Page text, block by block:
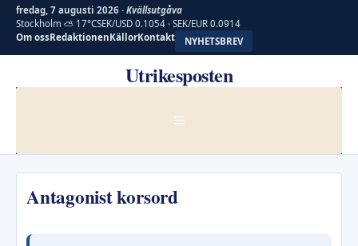
fredag, 7 augusti 2026 · Kvällsutgåva
Stockholm ⛅ 17°CSEK/USD 0.1054 · SEK/EUR 0.0914
Om ossRedaktionenKällorKontakt NYHETSBREV
Utrikesposten
MENY
Antagonist korsord